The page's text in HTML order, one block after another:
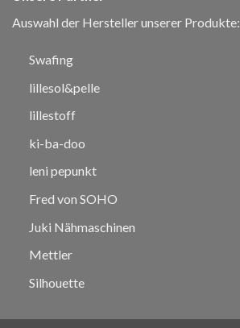
Auswahl der Hersteller unserer Produkte:
Swafing
lillesol&pelle
lillestoff
ki-ba-doo
leni pepunkt
Fred von SOHO
Juki Nähmaschinen
Mettler
Silhouette